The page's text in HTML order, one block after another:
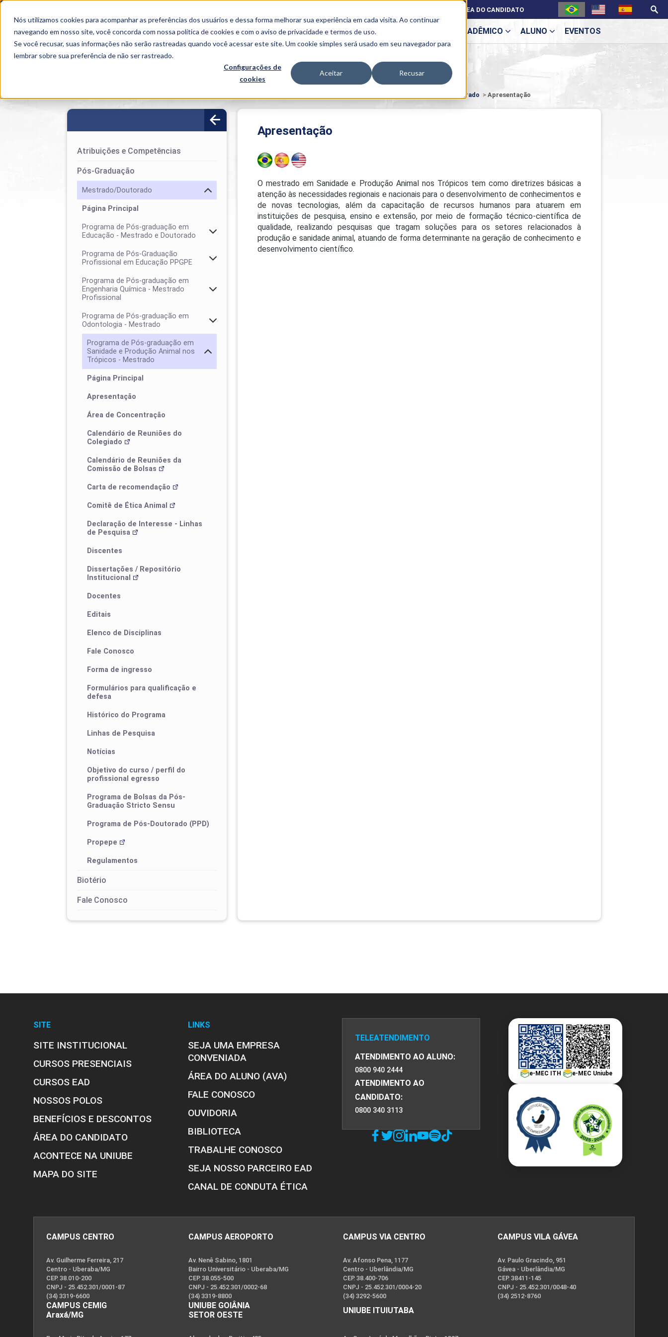
Nós utilizamos cookies para acompanhar as preferências dos usuários e dessa forma melhorar sua experiência em cada visita. Ao continuar
navegando em nosso site, você concorda com nossa política de cookies e com o aviso deprivacidade e termos de uso.
Se você recusar, suas informações não serão rastreadas quando você acessar este site. Um cookie simples será usado em seu navegador para
lembrar sobre sua preferência de não ser rastreado.
Configurações de
cookies
Aceitar Recusar
SEMIPRESENCIAL PRESENCIAL EAD BENEFÍCIOS ACADÊMICO
Acadêmicos
MPHU
NIT
PROES
PROPEPE
PROED
ALUNO EVENTOS
ÁREA DO CANDIDATO
Programa de Pós-graduação em Sanidade e Produção Animal nos Trópicos - Mestrado >Apresentação
Atribuições e Competências
Pós-Graduação
Mestrado/Doutorado
Página Principal
Programa de Pós-graduação em
Educação - Mestrado e Doutorado
Programa de Pós-Graduação
Profissional em Educação PPGPE
Processos Seletivos
Estrutura Curricular
Eventos
I ProfEduca - Mostra de Produtos
Educacionais
Programa de Pós-graduação em
Engenharia Química - Mestrado
Profissional
Programa de Pós-graduação em
Odontologia - Mestrado
Área de concentração
Publicações
Programa de Pós-graduação em
Sanidade e Produção Animal nos
Trópicos - Mestrado
Página Principal
Apresentação
Área de Concentração
Calendário de Reuniões do
Colegiado
Calendário de Reuniões da
Comissão de Bolsas
Carta de recomendação
Comitê de Ética Animal
Declaração de Interesse - Linhas
de Pesquisa
Discentes
Dissertações / Repositório
Institucional
Docentes
Editais
Elenco de Disciplinas
Fale Conosco
Forma de ingresso
Formulários para qualificação e
defesa
Histórico do Programa
Linhas de Pesquisa
Notícias
Objetivo do curso / perfil do
profissional egresso
Programa de Bolsas da Pós-
Graduação Stricto Sensu
Programa de Pós-Doutorado (PPD)
Propepe
Regulamentos
Biotério
Fale Conosco
Apresentação
O mestrado em Sanidade e Produção Animal nos Trópicos tem como diretrizes básicas a
atenção às necessidades regionais e nacionais para o desenvolvimento de conhecimentos e
de novas tecnologias, além da capacitação de recursos humanos para atuarem em
instituições de pesquisa, ensino e extensão, por meio de formação técnico-científica de
qualidade, realizando pesquisas que tragam soluções para os setores relacionados à
produção e sanidade animal, atuando de forma determinante na geração de conhecimento e
desenvolvimento científico.
SITE
SITE INSTITUCIONAL
CURSOS PRESENCIAIS
CURSOS EAD
NOSSOS POLOS
BENEFÍCIOS E DESCONTOS
ÁREA DO CANDIDATO
ACONTECE NA UNIUBE
MAPA DO SITE
LINKS
SEJA UMA EMPRESA
CONVENIADA
ÁREA DO ALUNO (AVA)
FALE CONOSCO
OUVIDORIA
BIBLIOTECA
TRABALHE CONOSCO
SEJA NOSSO PARCEIRO EAD
CANAL DE CONDUTA ÉTICA
TELEATENDIMENTO
ATENDIMENTO AO ALUNO:
0800 940 2444
ATENDIMENTO AO
CANDIDATO:
0800 340 3113
e-MEC ITH e-MEC Uniube
CAMPUS CENTRO
Av. Guilherme Ferreira, 217
Centro - Uberaba/MG
CEP. 38.010-200
CNPJ - 25.452.301/0001-87
(34) 3319-6600
CAMPUS CEMIG
Araxá/MG
CAMPUS AEROPORTO
Av. Nenê Sabino, 1801
Bairro Universitário - Uberaba/MG
CEP. 38.055-500
CNPJ - 25.452.301/0002-68
(34) 3319-8800
UNIUBE GOIÂNIA
SETOR OESTE
CAMPUS VIA CENTRO
Av. Afonso Pena, 1177
Centro - Uberlândia/MG
CEP. 38.400-706
CNPJ - 25.452.301/0004-20
(34) 3292-5600
UNIUBE ITUIUTABA
CAMPUS VILA GÁVEA
Av. Paulo Gracindo, 951
Gávea - Uberlândia/MG
CEP. 38411-145
CNPJ - 25.452.301/0048-40
(34) 2512-8760